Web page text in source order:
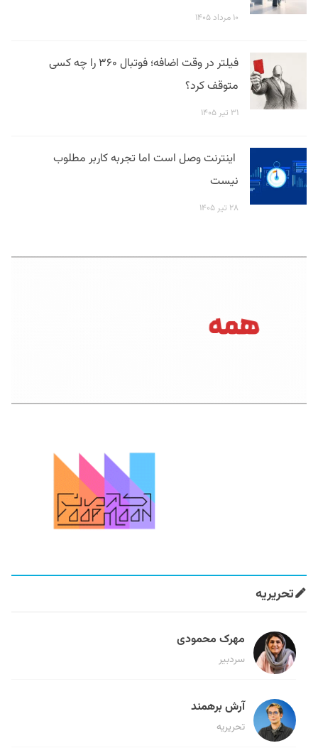
۱۰ مرداد ۱۴۰۵
فیلتر در وقت اضافه؛ فوتبال ۳۶۰ را چه کسی
متوقف کرد؟
۳۱ تیر ۱۴۰۵
اینترنت وصل است اما تجربه کاربر مطلوب
نیست
۲۸ تیر ۱۴۰۵
تحریریه
مهرک محمودی
سردبیر
آرش برهمند
تحریریه